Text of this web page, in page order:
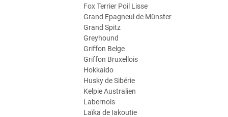
Fox Terrier Poil Lisse
Grand Epagneul de Münster
Grand Spitz
Greyhound
Griffon Belge
Griffon Bruxellois
Hokkaido
Husky de Sibérie
Kelpie Australien
Labernois
Laïka de Iakoutie